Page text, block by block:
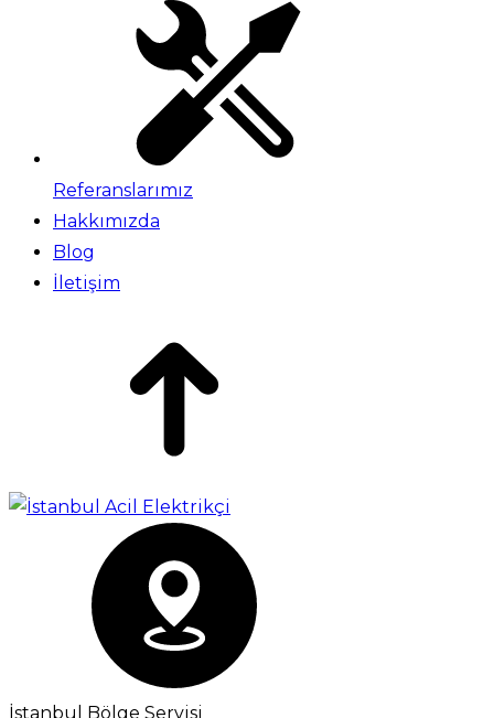
Referanslarımız
Hakkımızda
Blog
İletişim
İstanbul Bölge Servisi